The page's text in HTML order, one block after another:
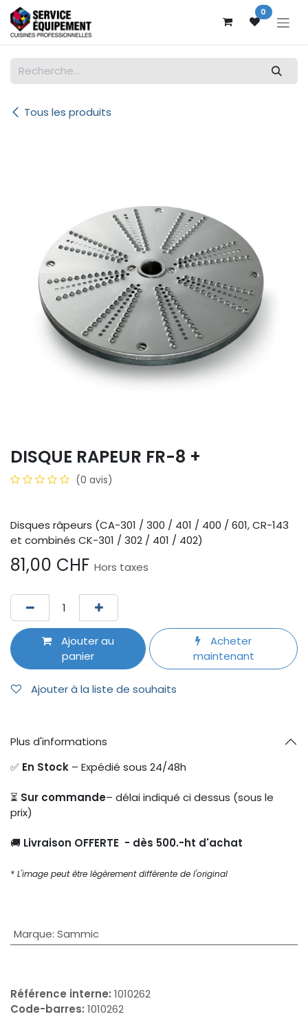
Se rendre au contenu 0
Tous les produits
DISQUE RAPEUR FR-8 +
(0 avis)
Disques râpeurs (CA-301 / 300 / 401 / 400 / 601, CR-143
et combinés CK-301 / 302 / 401 / 402)
81,00 CHF Hors taxes
Ajouter au
panier
Acheter
maintenant
Ajouter à la liste de souhaits
Plus d'informations
✅ En Stock – Expédié sous 24/48h
⏳ Sur commande– délai indiqué ci dessus (sous le
prix)
🚚 Livraison OFFERTE - dès 500.-ht d'achat
* L'image peut être légèrement différente de l'original
Marque: Sammic
Référence interne: 1010262
Code-barres: 1010262